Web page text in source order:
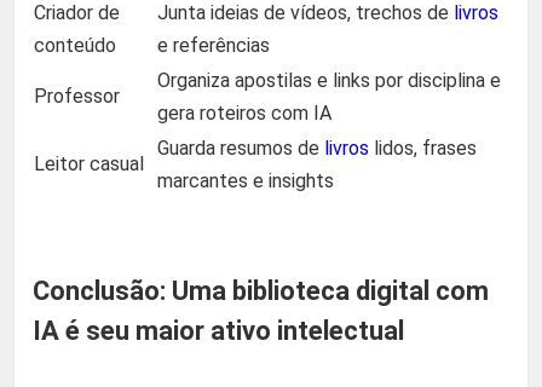
Criador de
conteúdo
Junta ideias de vídeos, trechos de livros
e referências
Professor
Organiza apostilas e links por disciplina e
gera roteiros com IA
Leitor casual
Guarda resumos de livros lidos, frases
marcantes e insights
Conclusão: Uma biblioteca digital com
IA é seu maior ativo intelectual